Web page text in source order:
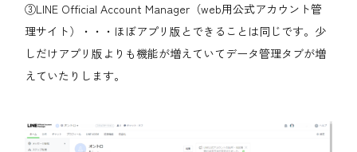
③LINE Official Account Manager（web用公式アカウント管
理サイト）・・・ほぼアプリ版とできることは同じです。少
しだけアプリ版よりも機能が増えていてデータ管理タブが増
えていたりします。